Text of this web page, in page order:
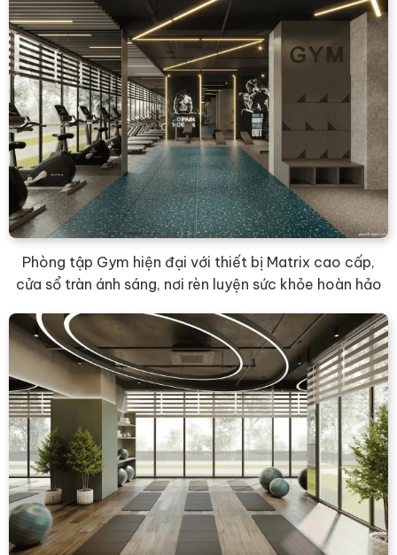
Phòng tập Gym hiện đại với thiết bị Matrix cao cấp,
cửa sổ tràn ánh sáng, nơi rèn luyện sức khỏe hoàn hảo